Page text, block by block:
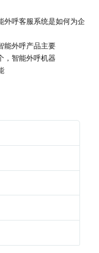
外呼客服系统是如何为企
能外呼产品主要
，智能外呼机器